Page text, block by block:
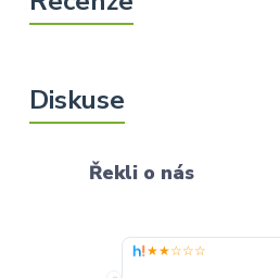
Řekli o nás
★★☆☆☆